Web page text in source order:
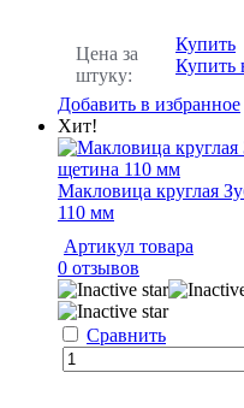
Цена за
штуку:
Купить
Купить
Добавить в избранное
Хит!
Макловица круглая
110 мм
Артикул товара
0 отзывов
Сравнить